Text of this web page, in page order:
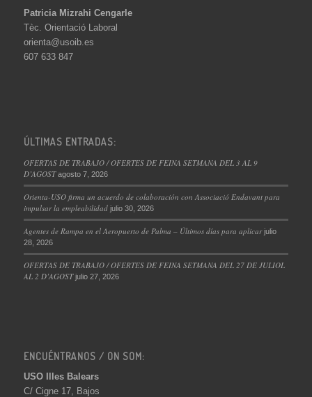
Patricia Mizrahi Cengarle
Tèc. Orientació Laboral
orienta@usoib.es
607 633 847
ÚLTIMAS ENTRADAS:
OFERTAS DE TRABAJO / OFERTES DE FEINA SETMANA DEL 3 AL 9
D’AGOST agosto 7, 2026
Orienta-USO firma un acuerdo de colaboración con Associació Endavant para
impulsar la empleabilidad julio 30, 2026
Agentes de Rampa en el Aeropuerto de Palma – Últimos días para aplicar julio
28, 2026
OFERTAS DE TRABAJO / OFERTES DE FEINA SETMANA DEL 27 DE JULIOL
AL 2 D’AGOST julio 27, 2026
ENCUÉNTRANOS / ON SOM:
USO Illes Balears
C/ Cigne 17, Bajos